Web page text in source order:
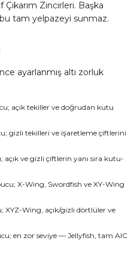
Zincirleri. Başka
tam yelpazeyi sunmaz.
ayarlanmış altı zorluk
açık tekiller ve doğrudan kutu
gizli tekilleri ve işaretleme çiftlerini
ve gizli çiftlerin yanı sıra kutu-
X-Wing, Swordfish ve XY-Wing
XYZ-Wing, açık/gizli dörtlüler ve
en zor seviye — Jellyfish, tam AIC